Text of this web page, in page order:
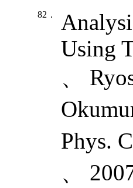
82．
Using
、
Phys.
、